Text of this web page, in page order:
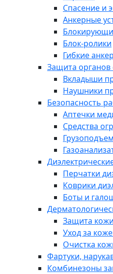
Спасение и
Анкерные
Блок-ролики
Гибкие
Защита органов
Вкладыши
Наушники
Безопасность
Аптечки
Средства
Перчатки
Коврики
Боты и
Защита кожи
Уход за
Очистка
Фартуки,
Комбинезоны